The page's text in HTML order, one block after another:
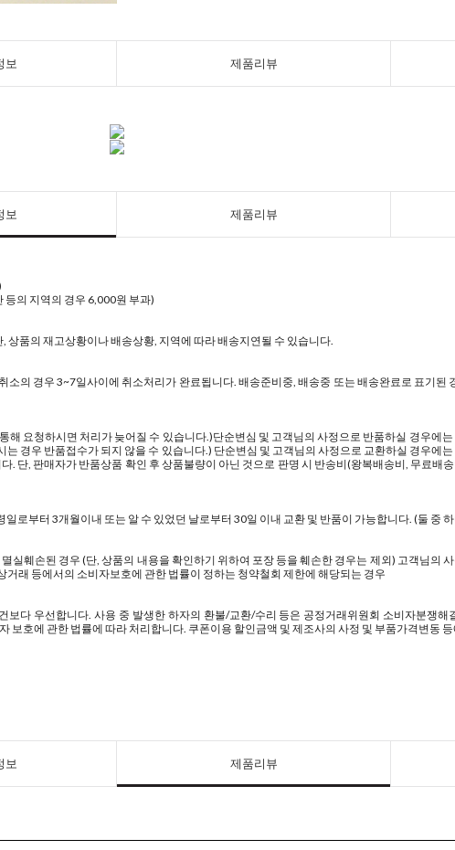
보 제품리뷰
보 제품리뷰
의 지역의 경우 6,000원 부과)
품의 재고상황이나 배송상황, 지역에 따라 배송지연될 수 있습니다.
의 경우 3~7일사이에 취소처리가 완료됩니다. 배송준비중, 배송중 또는 배송완료로 표기된
요청하시면 처리가 늦어질 수 있습니다.)단순변심 및 고객님의 사정으로 반품하실 경우에
경우 반품접수가 되지 않을 수 있습니다.) 단순변심 및 고객님의 사정으로 교환하실 경우에
단, 판매자가 반품상품 확인 후 상품불량이 아닌 것으로 판명 시 반송비(왕복배송비, 무료배
로부터 3개월이내 또는 알 수 있었던 날로부터 30일 이내 교환 및 반품이 가능합니다. (둘 중
훼손된 경우 (단, 상품의 내용을 확인하기 위하여 포장 등을 훼손한 경우는 제외) 고객님의
래 등에서의 소비자보호에 관한 법률이 정하는 청약철회 제한에 해당되는 경우
다 우선합니다. 사용 중 발생한 하자의 환불/교환/수리 등은 공정거래위원회 소비자분쟁
호에 관한 법률에 따라 처리합니다. 쿠폰이용 할인금액 및 제조사의 사정 및 부품가격변동
보 제품리뷰